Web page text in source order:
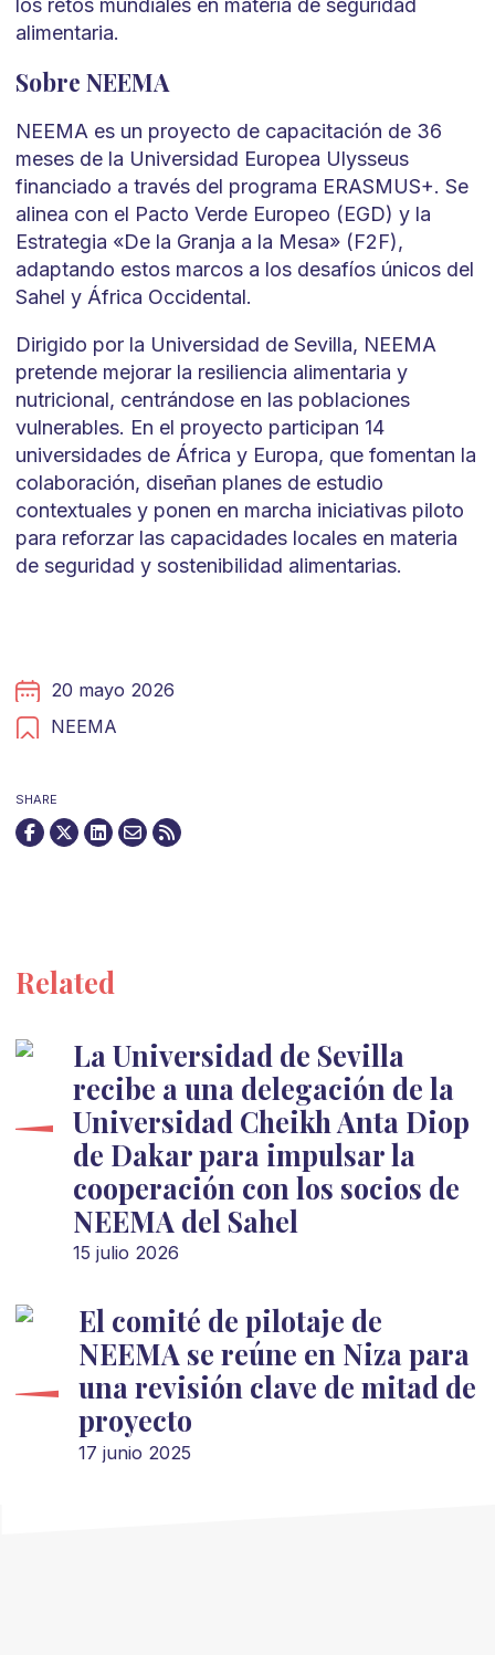
los retos mundiales en materia de seguridad
alimentaria.
Sobre NEEMA
NEEMA es un proyecto de capacitación de 36
meses de la Universidad Europea Ulysseus
financiado a través del programa ERASMUS+. Se
alinea con el Pacto Verde Europeo (EGD) y la
Estrategia «De la Granja a la Mesa» (F2F),
adaptando estos marcos a los desafíos únicos del
Sahel y África Occidental.
Dirigido por la Universidad de Sevilla, NEEMA
pretende mejorar la resiliencia alimentaria y
nutricional, centrándose en las poblaciones
vulnerables. En el proyecto participan 14
universidades de África y Europa, que fomentan la
colaboración, diseñan planes de estudio
contextuales y ponen en marcha iniciativas piloto
para reforzar las capacidades locales en materia
de seguridad y sostenibilidad alimentarias.
20 mayo 2026
NEEMA
SHARE
Related
La Universidad de Sevilla
recibe a una delegación de la
Universidad Cheikh Anta Diop
de Dakar para impulsar la
cooperación con los socios de
NEEMA del Sahel
15 julio 2026
El comité de pilotaje de
NEEMA se reúne en Niza para
una revisión clave de mitad de
proyecto
17 junio 2025